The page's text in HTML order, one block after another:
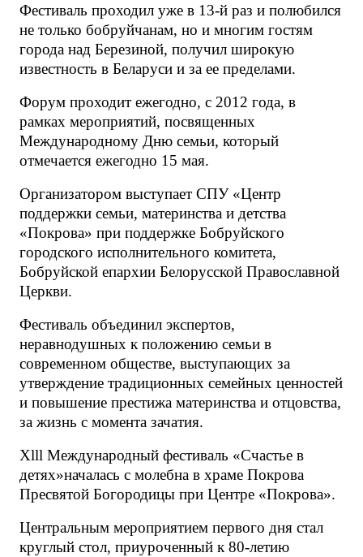
Фестиваль проходил уже в 13-й раз и полюбился
не только бобруйчанам, но и многим гостям
города над Березиной, получил широкую
известность в Беларуси и за ее пределами.
Форум проходит ежегодно, с 2012 года, в
рамках мероприятий, посвященных
Международному Дню семьи, который
отмечается ежегодно 15 мая.
Организатором выступает СПУ «Центр
поддержки семьи, материнства и детства
«Покрова» при поддержке Бобруйского
городского исполнительного комитета,
Бобруйской епархии Белорусской Православной
Церкви.
Фестиваль объединил экспертов,
неравнодушных к положению семьи в
современном обществе, выступающих за
утверждение традиционных семейных ценностей
и повышение престижа материнства и отцовства,
за жизнь с момента зачатия.
Xlll Международный фестиваль «Счастье в
детях»началась с молебна в храме Покрова
Пресвятой Богородицы при Центре «Покрова».
Центральным мероприятием первого дня стал
круглый стол, приуроченный к 80-летию